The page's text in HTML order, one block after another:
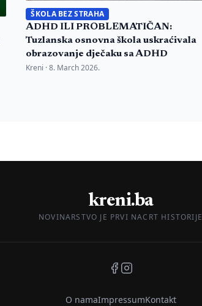
ŠKOLA BEZ STRAHA
ADHD ILI PROBLEMATIČAN:
Tuzlanska osnovna škola uskraćivala
obrazovanje dječaku sa ADHD
Kreni ·8. March 2026.
kreni.ba
NOVINARSTVO JE PRVI NACRT HISTORIJE
O namaImpressumKontakt